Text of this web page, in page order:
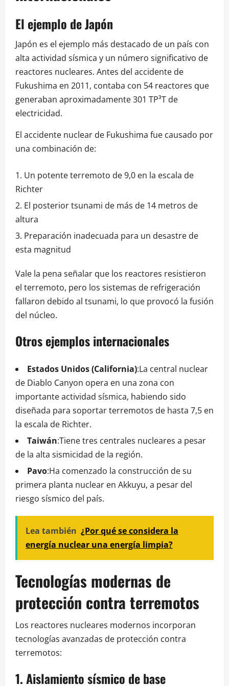
El ejemplo de Japón
Japón es el ejemplo más destacado de un país con
alta actividad sísmica y un número significativo de
reactores nucleares. Antes del accidente de
Fukushima en 2011, contaba con 54 reactores que
generaban aproximadamente 301 TP³T de
electricidad.
El accidente nuclear de Fukushima fue causado por
una combinación de:
Un potente terremoto de 9,0 en la escala de
Richter
El posterior tsunami de más de 14 metros de
altura
Preparación inadecuada para un desastre de
esta magnitud
Vale la pena señalar que los reactores resistieron
el terremoto, pero los sistemas de refrigeración
fallaron debido al tsunami, lo que provocó la fusión
del núcleo.
Otros ejemplos internacionales
Estados Unidos (California):La central nuclear
de Diablo Canyon opera en una zona con
importante actividad sísmica, habiendo sido
diseñada para soportar terremotos de hasta 7,5 en
la escala de Richter.
Taiwán:Tiene tres centrales nucleares a pesar
de la alta sismicidad de la región.
Pavo:Ha comenzado la construcción de su
primera planta nuclear en Akkuyu, a pesar del
riesgo sísmico del país.
Lea también ¿Por qué se considera la
energía nuclear una energía limpia?
Tecnologías modernas de
protección contra terremotos
Los reactores nucleares modernos incorporan
tecnologías avanzadas de protección contra
terremotos:
1. Aislamiento sísmico de base